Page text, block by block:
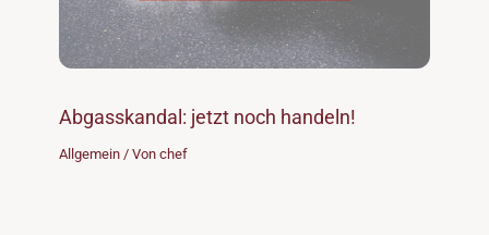
Abgasskandal: jetzt noch handeln!
Allgemein / Vonchef